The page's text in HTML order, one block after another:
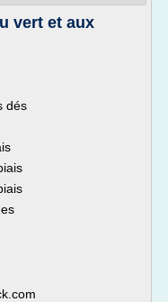
vert et aux
dés